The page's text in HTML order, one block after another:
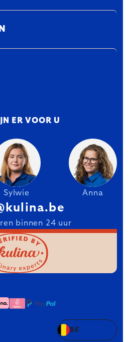
ER VOOR U
Sylwie Anna
binnen 24 uur
BE